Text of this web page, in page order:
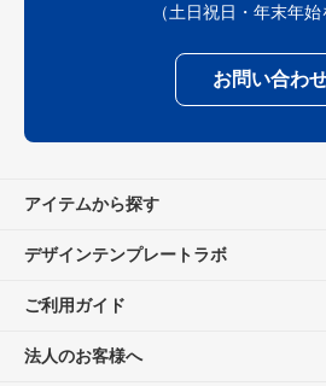
（土日祝日・年末年始
お問い合わ
アイテムから探す
デザインテンプレートラボ
ご利用ガイド
法人のお客様へ